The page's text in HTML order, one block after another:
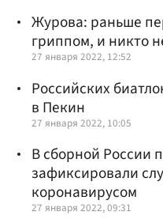
Журова: раньше
гриппом, и никто
27 января 2022, 12:52
Российских
в Пекин
27 января 2022, 10:05
В сборной России
зафиксировали
коронавирусом
27 января 2022, 09:31